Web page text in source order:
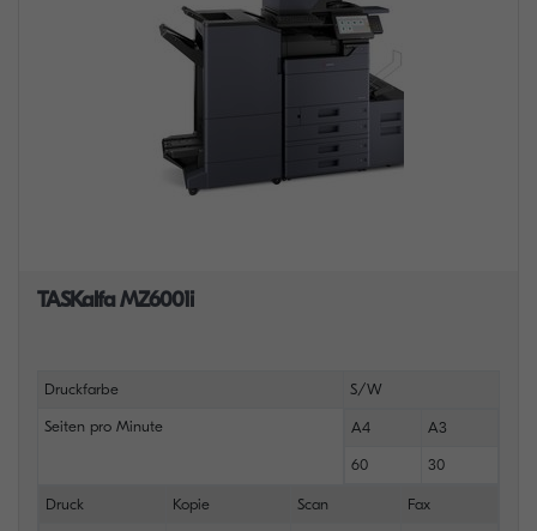
TASKalfa MZ6001i
Druckfarbe S/W
Seiten pro Minute A4 A3
60 30
Druck Kopie Scan Fax